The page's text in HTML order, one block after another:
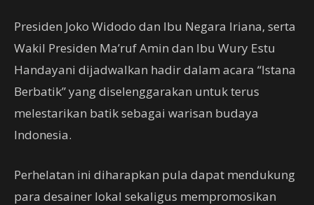
Presiden Joko Widodo dan Ibu Negara Iriana, serta
Wakil Presiden Ma’ruf Amin dan Ibu Wury Estu
Handayani dijadwalkan hadir dalam acara “Istana
Berbatik” yang diselenggarakan untuk terus
melestarikan batik sebagai warisan budaya
Indonesia.
Perhelatan ini diharapkan pula dapat mendukung
para desainer lokal sekaligus mempromosikan